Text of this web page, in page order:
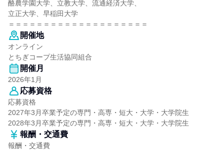
酪農学園大学、立教大学、流通経済大学、
立正大学、早稲田大学
＝＝＝＝＝＝＝＝＝＝＝＝＝＝＝＝＝＝＝＝
開催地
オンライン
とちぎコープ生活協同組合
開催月
2026年1月
応募資格
応募資格
2027年3月卒業予定の専門・高専・短大・大学・大学院生
2028年3月卒業予定の専門・高専・短大・大学・大学院生
報酬・交通費
報酬・交通費